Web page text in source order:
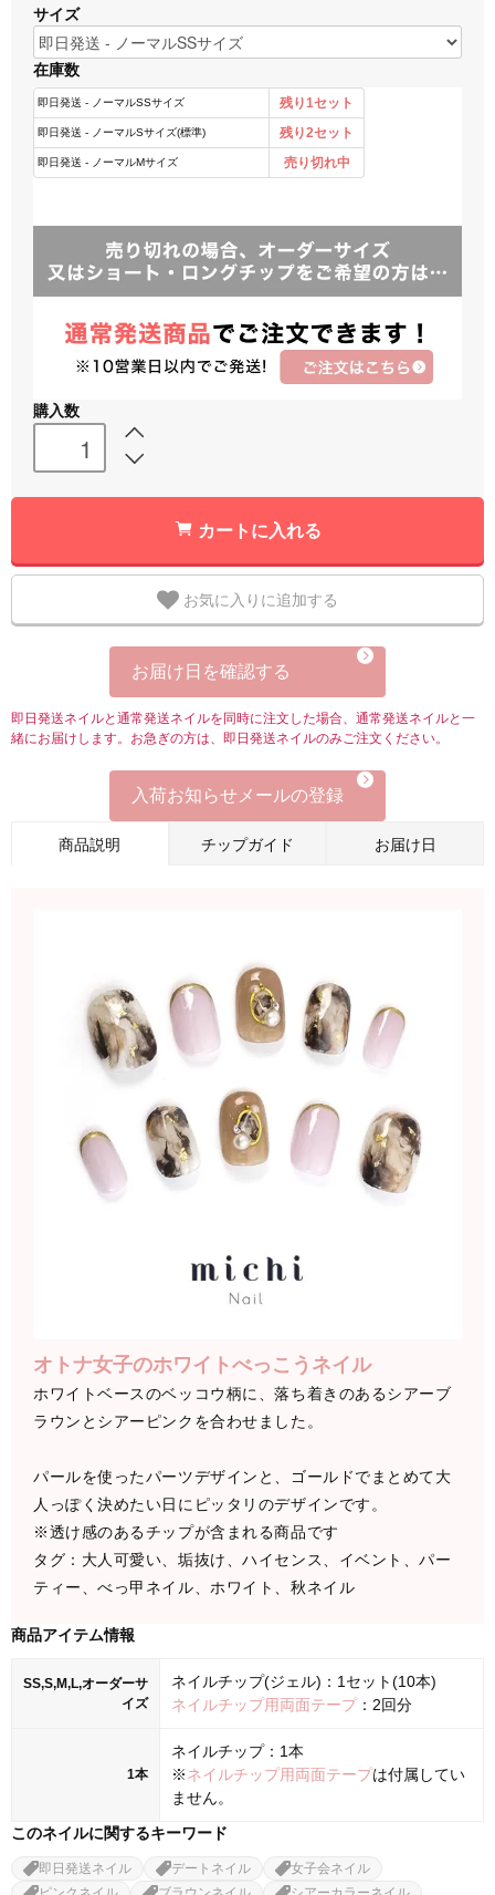
サイズ
在庫数
購入数
カートに入れる
お気に入りに追加する
お届け日を確認する
即日発送ネイルと通常発送ネイルを同時に注文した場合、通常発送ネイルと一
緒にお届けします。お急ぎの方は、即日発送ネイルのみご注文ください。
入荷お知らせメールの登録
商品説明 チップガイド お届け日
オトナ女子のホワイトべっこうネイル
ホワイトベースのベッコウ柄に、落ち着きのあるシアーブ
ラウンとシアーピンクを合わせました。
パールを使ったパーツデザインと、ゴールドでまとめて大
人っぽく決めたい日にピッタリのデザインです。
※透け感のあるチップが含まれる商品です
タグ：大人可愛い、垢抜け、ハイセンス、イベント、パー
ティー、べっ甲ネイル、ホワイト、秋ネイル
商品アイテム情報
SS,S,M,L,オーダーサ
イズ
ネイルチップ(ジェル)：1セット(10本)
ネイルチップ用両面テープ：2回分
1本
ネイルチップ：1本
※ネイルチップ用両面テープは付属してい
ません。
このネイルに関するキーワード
即日発送ネイル デートネイル
女子会ネイル